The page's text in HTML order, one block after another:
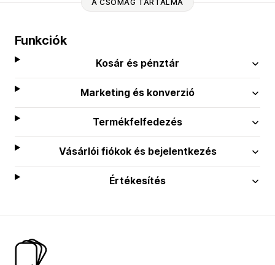
A CSOMAG TARTALMA
Funkciók
Kosár és pénztár
Marketing és konverzió
Termékfelfedezés
Vásárlói fiókok és bejelentkezés
Értékesítés